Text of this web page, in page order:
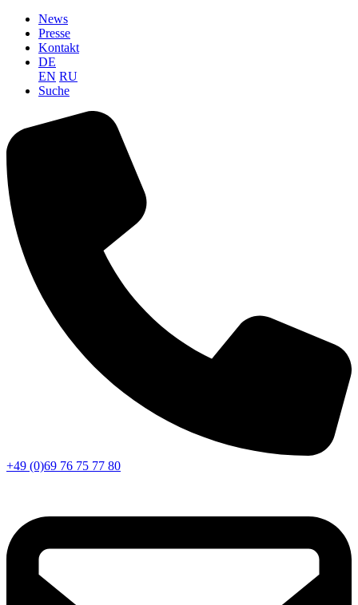
News
Presse
Kontakt
DE
EN RU
Suche
+49 (0)69 76 75 77 80